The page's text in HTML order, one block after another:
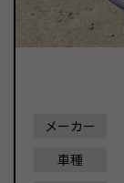
メーカー
車種